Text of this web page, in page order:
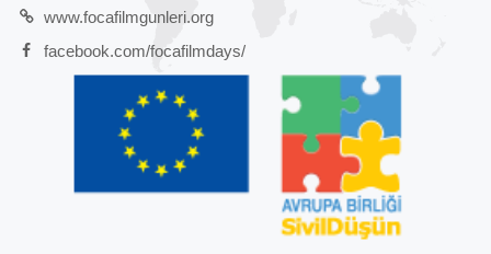
www.focafilmgunleri.org
facebook.com/focafilmdays/